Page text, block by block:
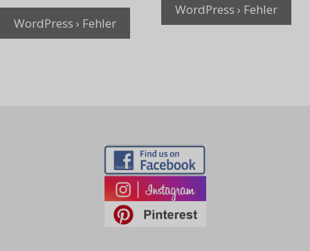
WordPress › Fehler
WordPress › Fehler